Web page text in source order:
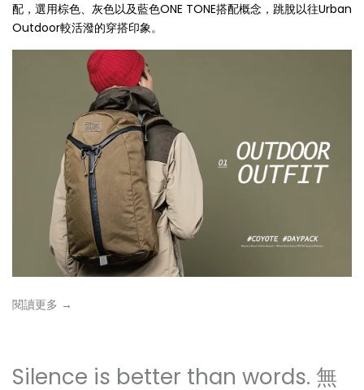
配，選用棕色、灰色以及藍色ONE TONE搭配概念，跳脫以往Urban
Outdoor較活潑的穿搭印象。
閱讀更多 →
Silence is better than words. 無